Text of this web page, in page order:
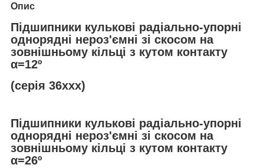
Опис
Підшипники кулькові радіально-упорні
однорядні нероз'ємні зі скосом на
зовнішньому кільці з кутом контакту
α=12º
(серія 36ххх)
Підшипники кулькові радіально-упорні
однорядні нероз'ємні зі скосом на
зовнішньому кільці з кутом контакту
α=26º